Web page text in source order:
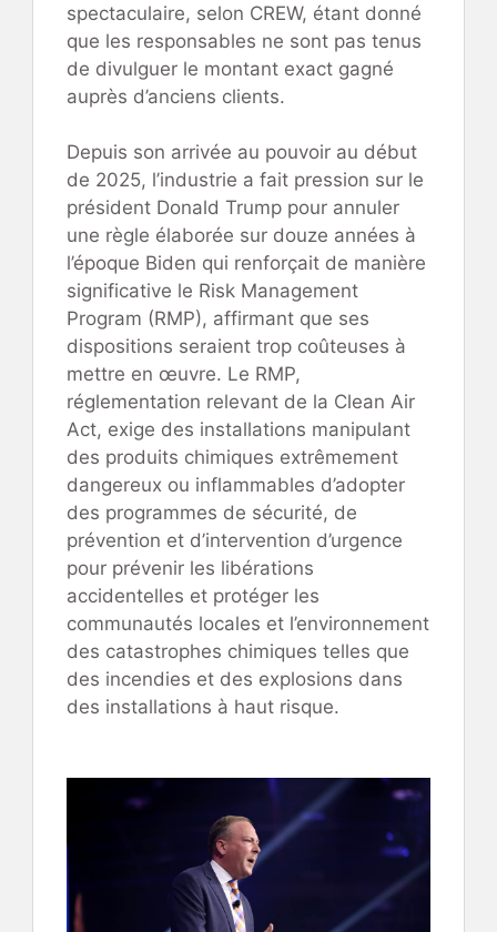
spectaculaire, selon CREW, étant donné
que les responsables ne sont pas tenus
de divulguer le montant exact gagné
auprès d’anciens clients.
Depuis son arrivée au pouvoir au début
de 2025, l’industrie a fait pression sur le
président Donald Trump pour annuler
une règle élaborée sur douze années à
l’époque Biden qui renforçait de manière
significative le Risk Management
Program (RMP), affirmant que ses
dispositions seraient trop coûteuses à
mettre en œuvre. Le RMP,
réglementation relevant de la Clean Air
Act, exige des installations manipulant
des produits chimiques extrêmement
dangereux ou inflammables d’adopter
des programmes de sécurité, de
prévention et d’intervention d’urgence
pour prévenir les libérations
accidentelles et protéger les
communautés locales et l’environnement
des catastrophes chimiques telles que
des incendies et des explosions dans
des installations à haut risque.